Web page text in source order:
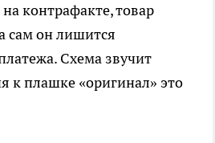
контрафакте, товар
сам он лишится
Схема звучит
к плашке «оригинал» это